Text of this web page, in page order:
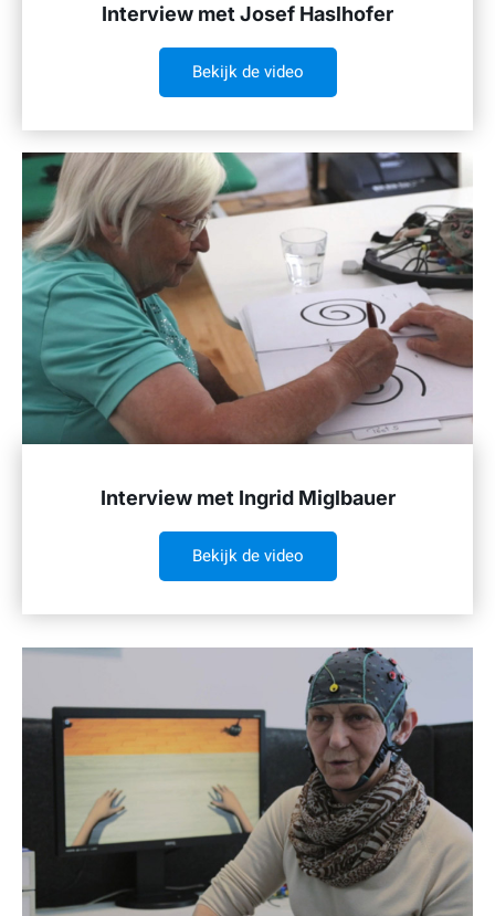
Interview met Josef Haslhofer
Bekijk de video
Interview met Ingrid Miglbauer
Bekijk de video